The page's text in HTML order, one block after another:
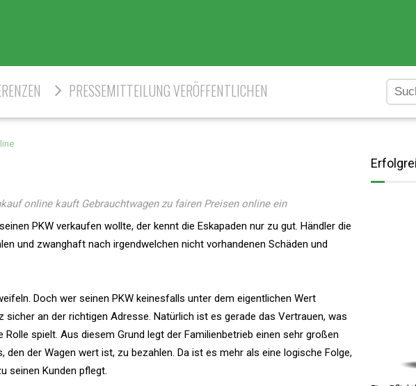
PRESSEMITTEILUNG VERÖFFENTLICHEN
online kauft Gebrauchtwagen zu fairen Preisen online ein
PKW verkaufen wollte, der kennt die Eskapaden nur zu gut. Händler die
und zwanghaft nach irgendwelchen nicht vorhandenen Schäden und
Doch wer seinen PKW keinesfalls unter dem eigentlichen Wert
an der richtigen Adresse. Natürlich ist es gerade das Vertrauen, was
spielt. Aus diesem Grund legt der Familienbetrieb einen sehr großen
der Wagen wert ist, zu bezahlen. Da ist es mehr als eine logische Folge,
seinen Kunden pflegt.